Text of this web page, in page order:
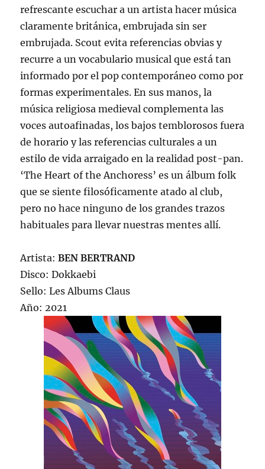
refrescante escuchar a un artista hacer música
claramente británica, embrujada sin ser
embrujada. Scout evita referencias obvias y
recurre a un vocabulario musical que está tan
informado por el pop contemporáneo como por
formas experimentales. En sus manos, la
música religiosa medieval complementa las
voces autoafinadas, los bajos temblorosos fuera
de horario y las referencias culturales a un
estilo de vida arraigado en la realidad post-pan.
‘The Heart of the Anchoress’ es un álbum folk
que se siente filosóficamente atado al club,
pero no hace ninguno de los grandes trazos
habituales para llevar nuestras mentes allí.
Artista:BEN BERTRAND
Disco: Dokkaebi
Sello: Les Albums Claus
Año: 2021